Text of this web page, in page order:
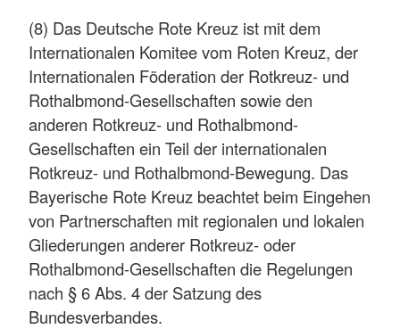
(8) Das Deutsche Rote Kreuz ist mit dem
Internationalen Komitee vom Roten Kreuz, der
Internationalen Föderation der Rotkreuz- und
Rothalbmond-Gesellschaften sowie den
anderen Rotkreuz- und Rothalbmond-
Gesellschaften ein Teil der internationalen
Rotkreuz- und Rothalbmond-Bewegung. Das
Bayerische Rote Kreuz beachtet beim Eingehen
von Partnerschaften mit regionalen und lokalen
Gliederungen anderer Rotkreuz- oder
Rothalbmond-Gesellschaften die Regelungen
nach § 6 Abs. 4 der Satzung des
Bundesverbandes.